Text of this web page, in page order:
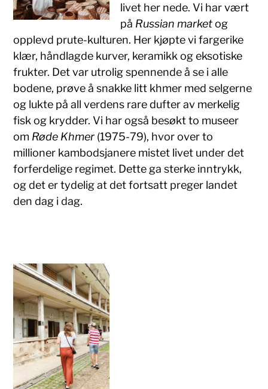
livet her nede. Vi har vært
på Russian marketog
opplevd prute-kulturen. Her kjøpte vi fargerike
klær, håndlagde kurver, keramikk og eksotiske
frukter. Det var utrolig spennende å se i alle
bodene, prøve å snakke litt khmer med selgerne
og lukte på all verdens rare dufter av merkelig
fisk og krydder. Vi har også besøkt to museer
om Røde Khmer (1975-79), hvor over to
millioner kambodsjanere mistet livet under det
forferdelige regimet. Dette ga sterke inntrykk,
og det er tydelig at det fortsatt preger landet
den dag i dag.